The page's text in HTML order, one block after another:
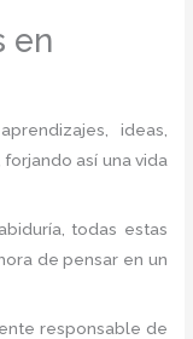
en
ideas,
así una vida
todas estas
de pensar en un
responsable de